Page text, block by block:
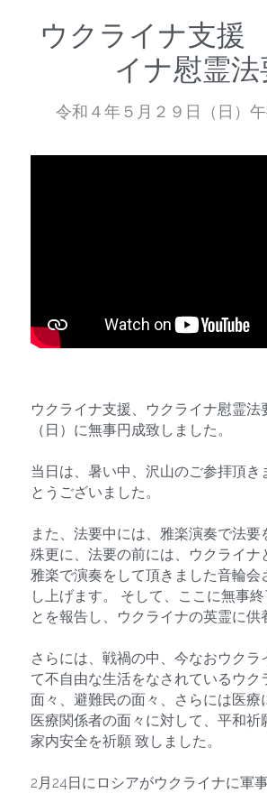
ウクライナ支援
イナ慰霊法
令和４年５月２９日（日）
ウクライナ支援、ウクライナ慰霊法
（日）に無事円成致しました。
当日は、暑い中、沢山のご参拝頂き
とうございました。
また、法要中には、雅楽演奏で法要
殊更に、法要の前には、ウクライナ
雅楽で演奏をして頂きました音輪会
し上げます。 そして、ここに無事
とを報告し、ウクライナの英霊に供
さらには、戦禍の中、今なおウクラ
て不自由な生活をなされているウク
面々、避難民の面々、さらには医療
医療関係者の面々に対して、平和祈
家内安全を祈願 致しました。
2月24日にロシアがウクライナに軍